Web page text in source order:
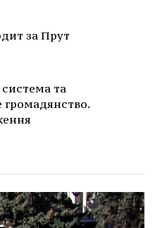
за Прут
та
громадянство.